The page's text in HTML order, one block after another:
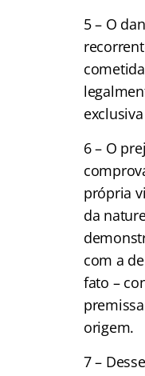
5 – O
6 – O
própria
da
com a
fato –
origem.
7 –